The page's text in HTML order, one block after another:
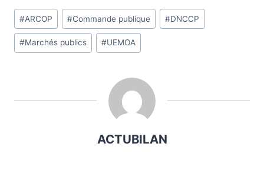
Étiquettes
de
la
#ARCOP #Commande publique #DNCCP
#Marchés publics #UEMOA
ACTUBILAN